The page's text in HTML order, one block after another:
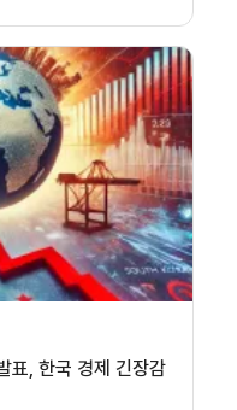
표, 한국 경제 긴장감